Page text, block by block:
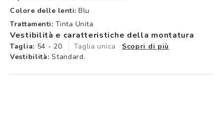
Colore delle lenti: Blu
Trattamenti: Tinta Unita
Vestibilità e caratteristiche della montatura
Taglia: 54 - 20 Taglia unica
Scopri di più
Vestibilità: Standard.